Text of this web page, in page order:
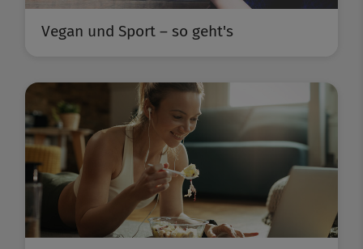
Vegan und Sport – so geht's